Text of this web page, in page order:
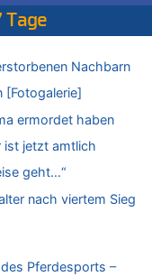
jetzt amtlich
von Sinnen zu
von Vias
der Roten
jetzt amtlich
geht…“
wie noch nie
Tage
Nachbarn
[Fotogalerie]
ermordet haben
ist jetzt amtlich
geht…“
nach viertem Sieg
Pferdesports –